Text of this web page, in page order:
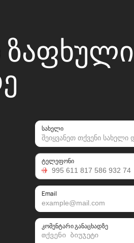
სახელი
ტელეფონი
Email
კომენტარი განაცხადზე